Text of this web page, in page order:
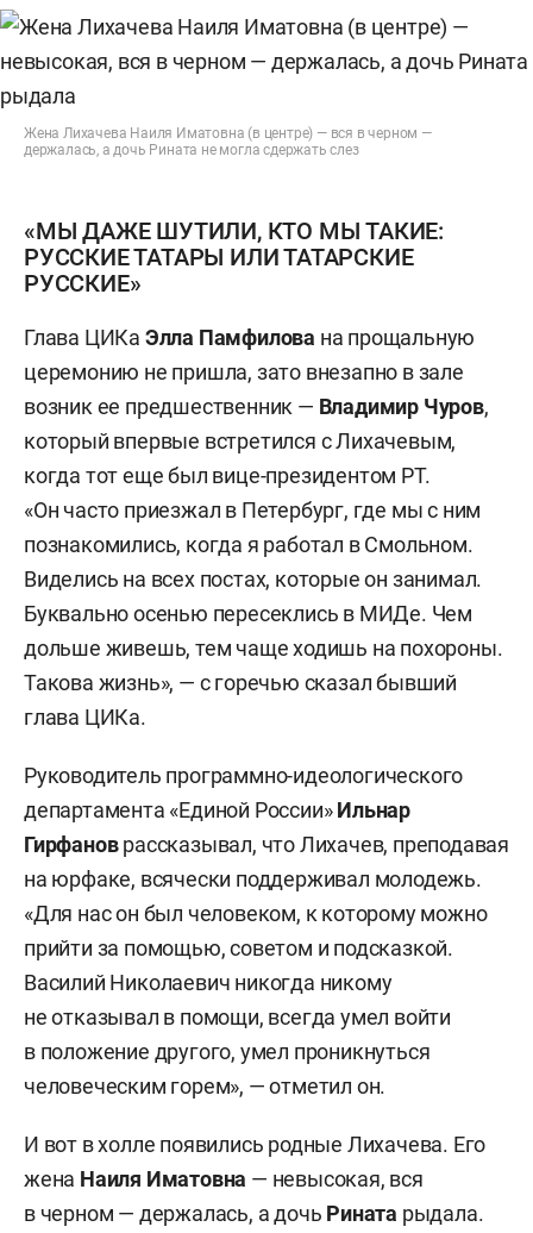
Жена Лихачева Наиля Иматовна (в центре) — вся в черном —
держалась, а дочь Рината не могла сдержать слез
«МЫ ДАЖЕ ШУТИЛИ, КТО МЫ ТАКИЕ:
РУССКИЕ ТАТАРЫ ИЛИ ТАТАРСКИЕ
РУССКИЕ»
Глава ЦИКа Элла Памфилова на прощальную
церемонию не пришла, зато внезапно в зале
возник ее предшественник — Владимир Чуров,
который впервые встретился с Лихачевым,
когда тот еще был вице-президентом РТ.
«Он часто приезжал в Петербург, где мы с ним
познакомились, когда я работал в Смольном.
Виделись на всех постах, которые он занимал.
Буквально осенью пересеклись в МИДе. Чем
дольше живешь, тем чаще ходишь на похороны.
Такова жизнь», — с горечью сказал бывший
глава ЦИКа.
Руководитель программно-идеологического
департамента «Единой России»Ильнар
Гирфановрассказывал, что Лихачев, преподавая
на юрфаке, всячески поддерживал молодежь.
«Для нас он был человеком, к которому можно
прийти за помощью, советом и подсказкой.
Василий Николаевич никогда никому
не отказывал в помощи, всегда умел войти
в положение другого, умел проникнуться
человеческим горем», — отметил он.
И вот в холле появились родные Лихачева. Его
жена Наиля Иматовна — невысокая, вся
в черном — держалась, а дочь Рината рыдала.